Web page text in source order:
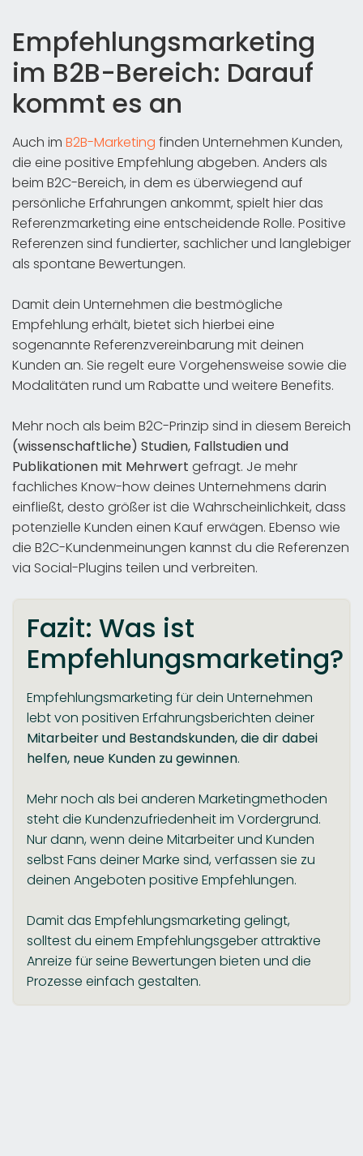
Empfehlungsmarketing
im B2B-Bereich: Darauf
kommt es an
Auch im B2B-Marketing finden Unternehmen Kunden,
die eine positive Empfehlung abgeben. Anders als
beim B2C-Bereich, in dem es überwiegend auf
persönliche Erfahrungen ankommt, spielt hier das
Referenzmarketing eine entscheidende Rolle. Positive
Referenzen sind fundierter, sachlicher und langlebiger
als spontane Bewertungen.
Damit dein Unternehmen die bestmögliche
Empfehlung erhält, bietet sich hierbei eine
sogenannte Referenzvereinbarung mit deinen
Kunden an. Sie regelt eure Vorgehensweise sowie die
Modalitäten rund um Rabatte und weitere Benefits.
Mehr noch als beim B2C-Prinzip sind in diesem Bereich
(wissenschaftliche) Studien, Fallstudien und
Publikationen mit Mehrwert gefragt. Je mehr
fachliches Know-how deines Unternehmens darin
einfließt, desto größer ist die Wahrscheinlichkeit, dass
potenzielle Kunden einen Kauf erwägen. Ebenso wie
die B2C-Kundenmeinungen kannst du die Referenzen
via Social-Plugins teilen und verbreiten.
Fazit: Was ist
Empfehlungsmarketing?
Empfehlungsmarketing für dein Unternehmen
lebt von positiven Erfahrungsberichten deiner
Mitarbeiter und Bestandskunden, die dir dabei
helfen, neue Kunden zu gewinnen.
Mehr noch als bei anderen Marketingmethoden
steht die Kundenzufriedenheit im Vordergrund.
Nur dann, wenn deine Mitarbeiter und Kunden
selbst Fans deiner Marke sind, verfassen sie zu
deinen Angeboten positive Empfehlungen.
Damit das Empfehlungsmarketing gelingt,
solltest du einem Empfehlungsgeber attraktive
Anreize für seine Bewertungen bieten und die
Prozesse einfach gestalten.